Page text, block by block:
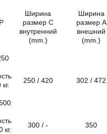
Ширина
размер С
внутренний
(mm.)
Ширина
размер А
внешний
(mm.)
250 / 420 302 / 472
кг.
300 / - 350